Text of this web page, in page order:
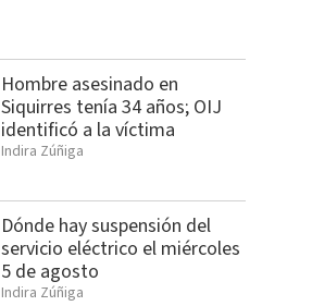
Hombre asesinado en
Siquirres tenía 34 años; OIJ
identificó a la víctima
Indira Zúñiga
Dónde hay suspensión del
servicio eléctrico el miércoles
5 de agosto
Indira Zúñiga